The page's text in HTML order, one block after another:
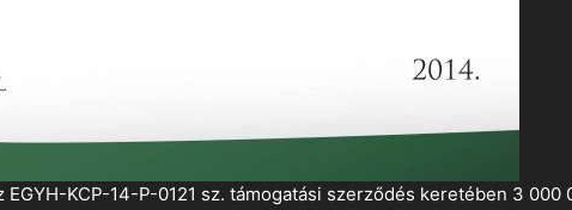
KCP-14-P-0121 sz. támogatási szerződés keretében 3 000